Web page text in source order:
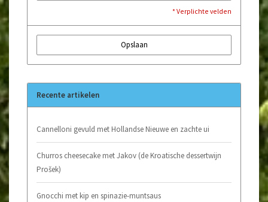
* Verplichte velden
Opslaan
Recente artikelen
Cannelloni gevuld met Hollandse Nieuwe en zachte ui
Churros cheesecake met Jakov (de Kroatische dessertwijn
Prošek)
Gnocchi met kip en spinazie-muntsaus